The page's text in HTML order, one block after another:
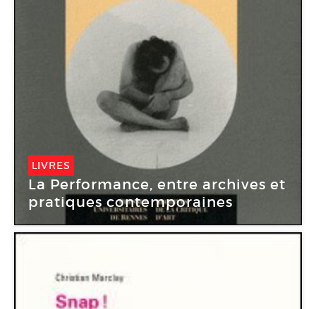
LIVRES
La Performance, entre archives et
pratiques contemporaines